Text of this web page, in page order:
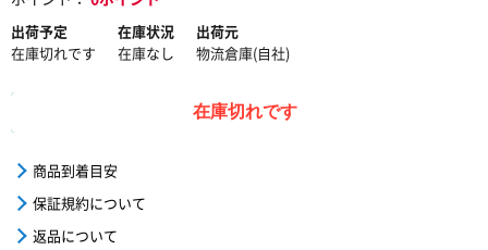
出荷予定
在庫切れです
在庫状況
在庫なし
出荷元
物流倉庫(自社)
在庫切れです
商品到着目安
保証規約について
返品について